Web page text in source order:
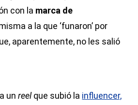
con la marca de
a la que ‘funaron’ por
aparentemente, no les salió
unreelque subió la influencer,